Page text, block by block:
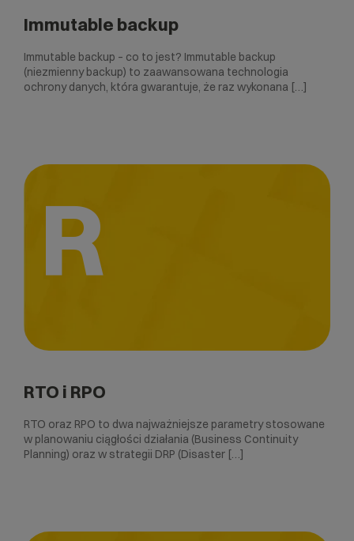
Immutable backup
Immutable backup – co to jest? Immutable backup
(niezmienny backup) to zaawansowana technologia
ochrony danych, która gwarantuje, że raz wykonana […]
R
RTO i RPO
RTO oraz RPO to dwa najważniejsze parametry stosowane
w planowaniu ciągłości działania (Business Continuity
Planning) oraz w strategii DRP (Disaster […]